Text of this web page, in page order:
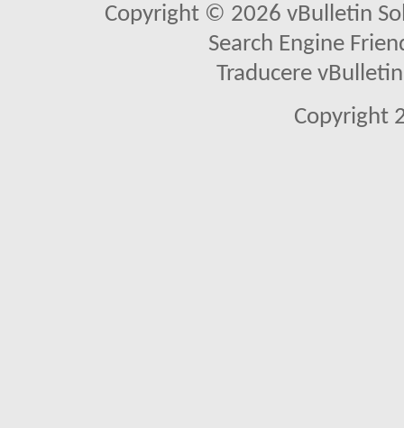
Copyright © 2026 vBulletin
Search Engine
Traducere
Copyright